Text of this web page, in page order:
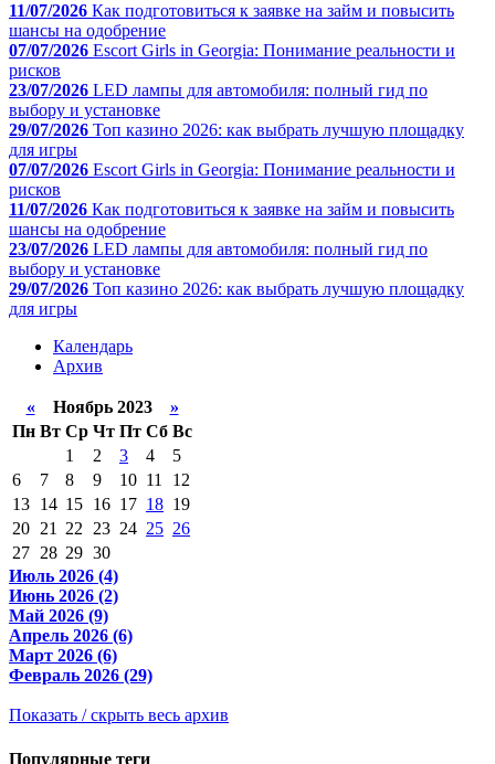
11/07/2026 Как подготовиться к заявке на займ и повысить
шансы на одобрение
07/07/2026 Escort Girls in Georgia: Понимание реальности и
рисков
23/07/2026 LED лампы для автомобиля: полный гид по
выбору и установке
29/07/2026 Топ казино 2026: как выбрать лучшую площадку
для игры
07/07/2026 Escort Girls in Georgia: Понимание реальности и
рисков
11/07/2026 Как подготовиться к заявке на займ и повысить
шансы на одобрение
23/07/2026 LED лампы для автомобиля: полный гид по
выбору и установке
29/07/2026 Топ казино 2026: как выбрать лучшую площадку
для игры
Календарь
Архив
«Ноябрь 2023 »
Пн Вт Ср Чт Пт Сб Вс
1
2 3 4
5
6
7 8 9 10 11
12
13 14 15 16 17 18 19
20 21 22 23 24 25 26
27 28 29 30
Июль 2026 (4)
Июнь 2026 (2)
Май 2026 (9)
Апрель 2026 (6)
Март 2026 (6)
Февраль 2026 (29)
Показать / скрыть весь архив
Популярные теги